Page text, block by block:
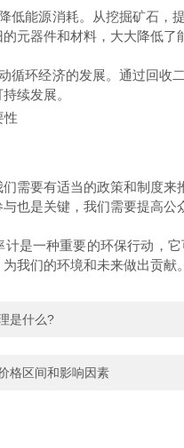
能源消耗。从挖掘矿石，提
元器件和材料，大大降低
环经济的发展。通过回收二
续发展。
要有适当的政策和制度来
也是关键，我们需要提高
一种重要的环保行动，它
我们的环境和未来做出贡献
是什么?
格区间和影响因素